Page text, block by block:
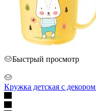
Быстрый просмотр
Кружка детская с